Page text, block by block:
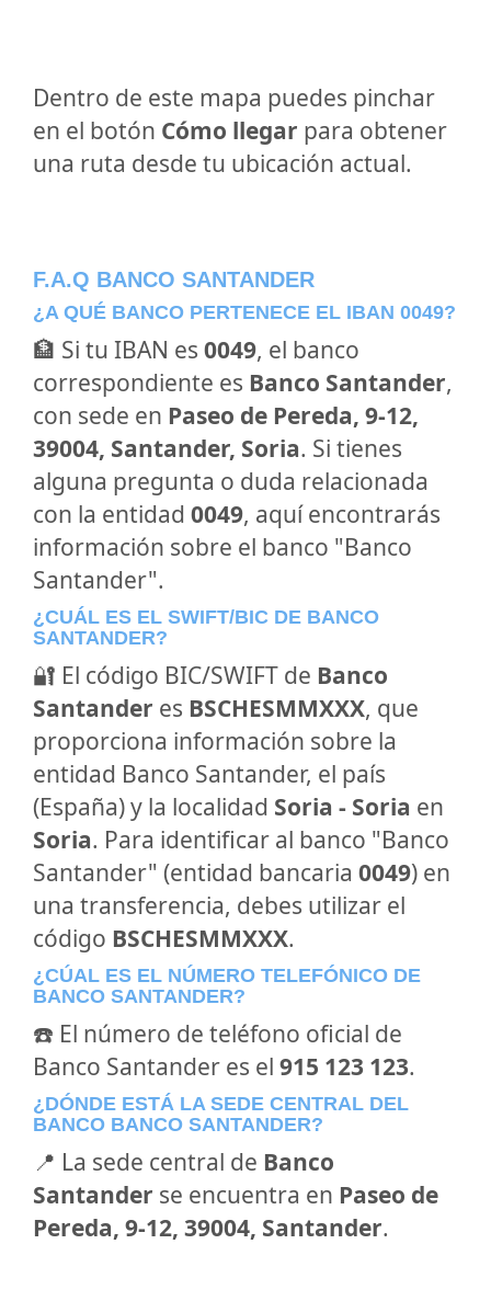
Dentro de este mapa puedes pinchar
en el botón Cómo llegar para obtener
una ruta desde tu ubicación actual.
F.A.Q BANCO SANTANDER
¿A QUÉ BANCO PERTENECE EL IBAN 0049?
🏦 Si tu IBAN es 0049, el banco
correspondiente es Banco Santander,
con sede en Paseo de Pereda, 9-12,
39004, Santander, Soria. Si tienes
alguna pregunta o duda relacionada
con la entidad 0049, aquí encontrarás
información sobre el banco "Banco
Santander".
¿CUÁL ES EL SWIFT/BIC DE BANCO
SANTANDER?
🔐 El código BIC/SWIFT de Banco
Santander es BSCHESMMXXX, que
proporciona información sobre la
entidad Banco Santander, el país
(España) y la localidad Soria - Soria en
Soria. Para identificar al banco "Banco
Santander" (entidad bancaria 0049) en
una transferencia, debes utilizar el
código BSCHESMMXXX.
¿CÚAL ES EL NÚMERO TELEFÓNICO DE
BANCO SANTANDER?
☎️ El número de teléfono oficial de
Banco Santander es el 915 123 123.
¿DÓNDE ESTÁ LA SEDE CENTRAL DEL
BANCO BANCO SANTANDER?
📍 La sede central de Banco
Santander se encuentra en Paseo de
Pereda, 9-12, 39004, Santander.